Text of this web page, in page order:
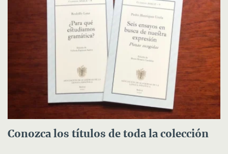
Conozca los títulos de toda la colección